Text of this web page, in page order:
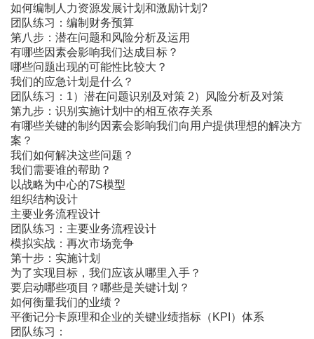
如何编制人力资源发展计划和激励计划?
团队练习：编制财务预算
第八步：潜在问题和风险分析及运用
有哪些因素会影响我们达成目标？
哪些问题出现的可能性比较大？
我们的应急计划是什么？
团队练习：1）潜在问题识别及对策 2）风险分析及对策
第九步：识别实施计划中的相互依存关系
有哪些关键的制约因素会影响我们向用户提供理想的解决方
案？
我们如何解决这些问题？
我们需要谁的帮助？
以战略为中心的7S模型
组织结构设计
主要业务流程设计
团队练习：主要业务流程设计
模拟实战：再次市场竞争
第十步：实施计划
为了实现目标，我们应该从哪里入手？
要启动哪些项目？哪些是关键计划？
如何衡量我们的业绩？
平衡记分卡原理和企业的关键业绩指标（KPI）体系
团队练习：